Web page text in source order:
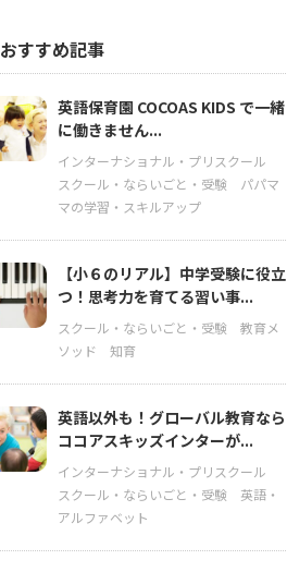
おすすめ記事
英語保育園 COCOAS KIDS で一緒
に働きません...
インターナショナル・プリスクール
スクール・ならいごと・受験
パパマ
マの学習・スキルアップ
【小６のリアル】中学受験に役立
つ！思考力を育てる習い事...
スクール・ならいごと・受験
教育メ
ソッド
知育
英語以外も！グローバル教育なら
ココアスキッズインターが...
インターナショナル・プリスクール
スクール・ならいごと・受験
英語・
アルファベット